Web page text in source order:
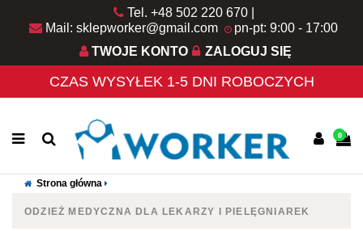
Tel. +48 502 220 670
Mail: sklepworker@gmail.com
pn-pt: 9:00 - 17:00
TWOJE KONTO
ZALOGUJ SIĘ
CZAS WYSYŁEK 1-5 DNI ROBOCZYCH
0
Strona główna
ODZIEŻ MEDYCZNA DLA LEKARZY I PIELĘGNIAREK